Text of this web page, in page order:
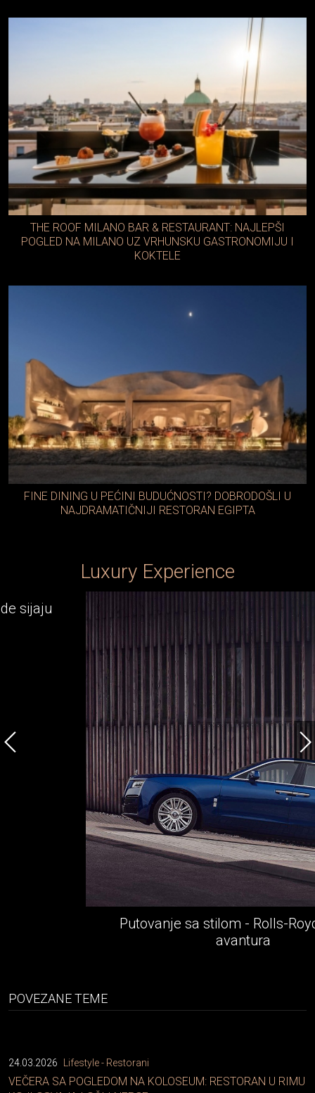
THE ROOF MILANO BAR & RESTAURANT: NAJLEPŠI
POGLED NA MILANO UZ VRHUNSKU GASTRONOMIJU I
KOKTELE
FINE DINING U PEĆINI BUDUĆNOSTI? DOBRODOŠLI U
NAJDRAMATIČNIJI RESTORAN EGIPTA
Luxury Experience
Putovanje sa stilom - Rolls-Royce epska
POVEZANE TEME
24.03.2026 Lifestyle - Restorani
VEČERA SA POGLEDOM NA KOLOSEUM: RESTORAN U RIMU